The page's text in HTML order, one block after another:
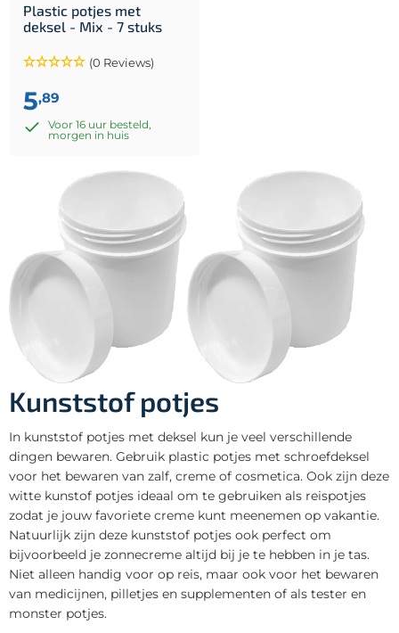
Plastic potjes met
deksel - Mix - 7 stuks
(0 Reviews)
5,89
Voor 16 uur besteld,
morgen in huis
Kunststof potjes
In kunststof potjes met deksel kun je veel verschillende
dingen bewaren. Gebruik plastic potjes met schroefdeksel
voor het bewaren van zalf, creme of cosmetica. Ook zijn deze
witte kunstof potjes ideaal om te gebruiken als reispotjes
zodat je jouw favoriete creme kunt meenemen op vakantie.
Natuurlijk zijn deze kunststof potjes ook perfect om
bijvoorbeeld je zonnecreme altijd bij je te hebben in je tas.
Niet alleen handig voor op reis, maar ook voor het bewaren
van medicijnen, pilletjes en supplementen of als tester en
monster potjes.